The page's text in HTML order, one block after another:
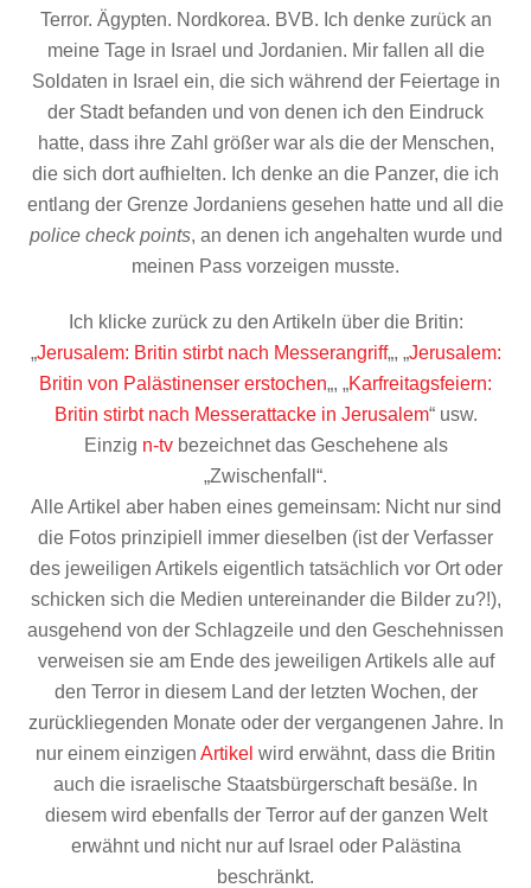
Terror. Ägypten. Nordkorea. BVB. Ich denke zurück an
meine Tage in Israel und Jordanien. Mir fallen all die
Soldaten in Israel ein, die sich während der Feiertage in
der Stadt befanden und von denen ich den Eindruck
hatte, dass ihre Zahl größer war als die der Menschen,
die sich dort aufhielten. Ich denke an die Panzer, die ich
entlang der Grenze Jordaniens gesehen hatte und all die
police check points, an denen ich angehalten wurde und
meinen Pass vorzeigen musste.
Ich klicke zurück zu den Artikeln über die Britin:
„Jerusalem: Britin stirbt nach Messerangriff„, „Jerusalem:
Britin von Palästinenser erstochen„, „Karfreitagsfeiern:
Britin stirbt nach Messerattacke in Jerusalem“ usw.
Einzig n-tvbezeichnet das Geschehene als
„Zwischenfall“.
Alle Artikel aber haben eines gemeinsam: Nicht nur sind
die Fotos prinzipiell immer dieselben (ist der Verfasser
des jeweiligen Artikels eigentlich tatsächlich vor Ort oder
schicken sich die Medien untereinander die Bilder zu?!),
ausgehend von der Schlagzeile und den Geschehnissen
verweisen sie am Ende des jeweiligen Artikels alle auf
den Terror in diesem Land der letzten Wochen, der
zurückliegenden Monate oder der vergangenen Jahre. In
nur einem einzigen Artikel wird erwähnt, dass die Britin
auch die israelische Staatsbürgerschaft besäße. In
diesem wird ebenfalls der Terror auf der ganzen Welt
erwähnt und nicht nur auf Israel oder Palästina
beschränkt.